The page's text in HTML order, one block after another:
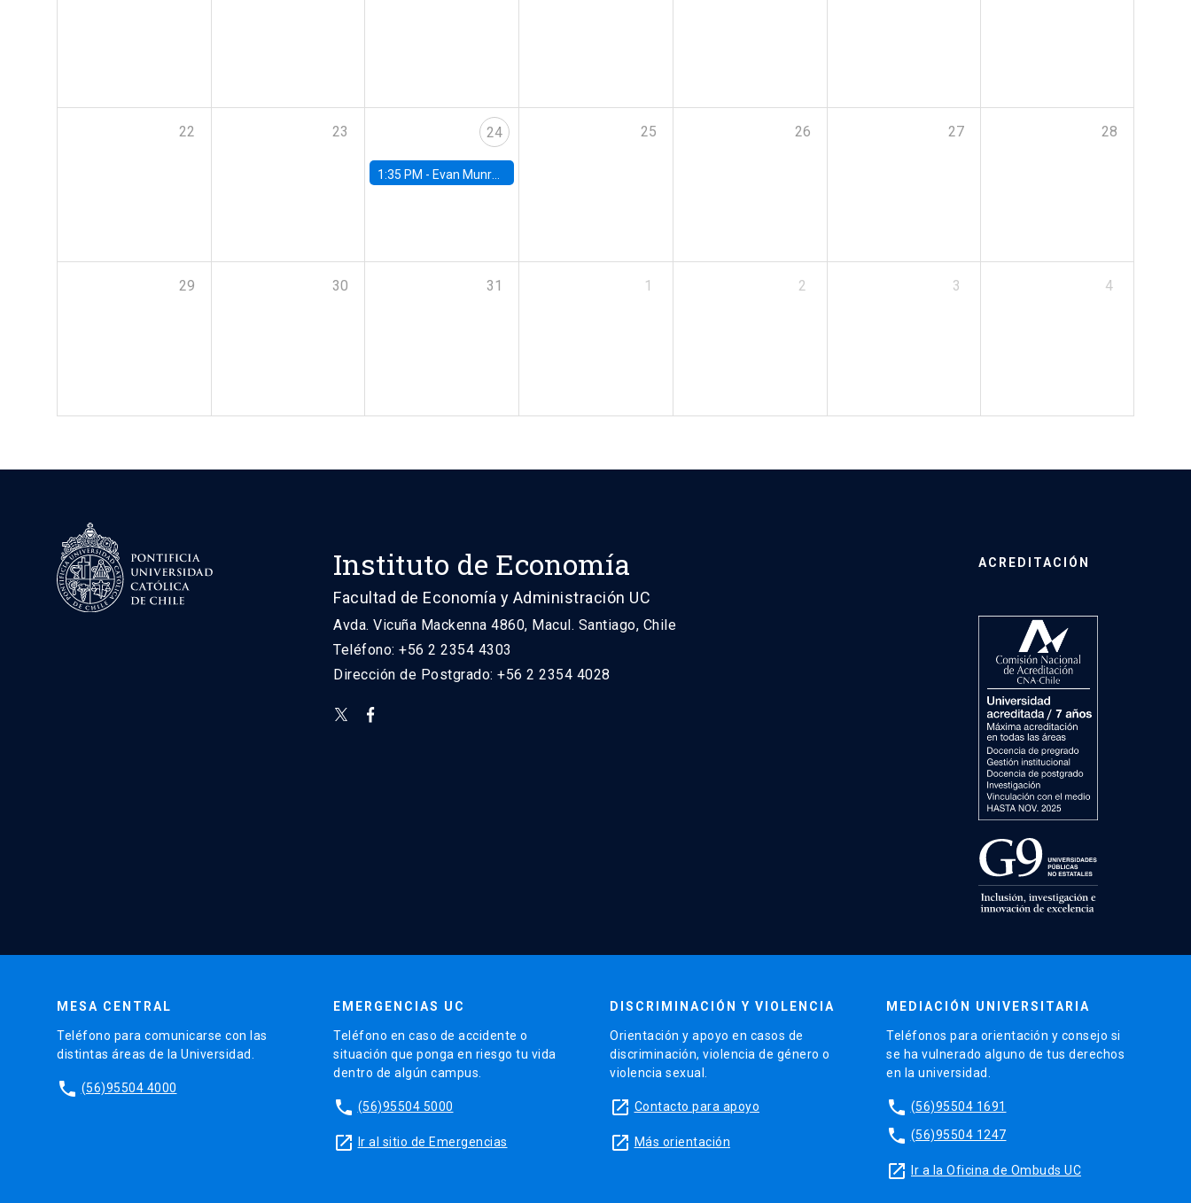
22 23 24
1:35 PM - Evan Munro, Neyman Visiting Assistant Professor in the Department of Statistics at UC Berkeley
25 26 27 28
29 30 31 1 2 3 4
Instituto de Economía
Facultad de Economía y Administración UC
Avda. Vicuña Mackenna 4860, Macul. Santiago, Chile
Teléfono: +56 2 2354 4303
Dirección de Postgrado: +56 2 2354 4028
ACREDITACIÓN
MESA CENTRAL
Teléfono para comunicarse con las
distintas áreas de la Universidad.
phone (56)95504 4000
EMERGENCIAS UC
Teléfono en caso de accidente o
situación que ponga en riesgo tu vida
dentro de algún campus.
phone (56)95504 5000
launch Ir al sitio de Emergencias
DISCRIMINACIÓN Y VIOLENCIA
Orientación y apoyo en casos de
discriminación, violencia de género o
violencia sexual.
launch Contacto para apoyo
launch Más orientación
MEDIACIÓN UNIVERSITARIA
Teléfonos para orientación y consejo si
se ha vulnerado alguno de tus derechos
en la universidad.
phone (56)95504 1691
phone (56)95504 1247
launch Ir a la Oficina de Ombuds UC